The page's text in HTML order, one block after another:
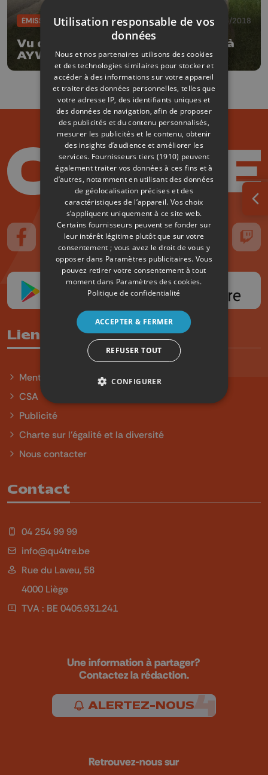
ÉMISSIONS 22/05/2018
Vu du ciel : 6 sites remarquables à
AYWAILLE
Suivez-nous sur FaceBook
Suivez-nous sur Instagram
Suivez-nous sur TikTokSuivez-nous sur YouTube
Suivez-nous
Liens utiles
Mentions légales
CSA
Publicité
Charte sur l'égalité et la diversité
Nous contacter
Contact
04 254 99 99
info@qu4tre.be
Rue du Laveu, 58
4000 Liège
TVA : BE 0405.931.241
Une information à partager?
Contactez la rédaction.
ALERTEZ-NOUS
Retrouvez-nous sur
Utilisation responsable de vos
données
Nous et nos partenaires utilisons des cookies
et des technologies similaires pour stocker et
accéder à des informations sur votre appareil
et traiter des données personnelles, telles que
votre adresse IP, des identifiants uniques et
des données de navigation, afin de proposer
des publicités et du contenu personnalisés,
mesurer les publicités et le contenu, obtenir
des insights d’audience et améliorer les
services. Fournisseurs tiers (1910) peuvent
également traiter vos données à ces fins et à
d’autres, notamment en utilisant des données
de géolocalisation précises et des
caractéristiques de l’appareil. Vos choix
s’appliquent uniquement à ce site web.
Certains fournisseurs peuvent se fonder sur
leur intérêt légitime plutôt que sur votre
consentement ; vous avez le droit de vous y
opposer dans Paramètres publicitaires. Vous
pouvez retirer votre consentement à tout
moment dans Paramètres des cookies.
Politique de confidentialité
ACCEPTER & FERMER
REFUSER TOUT
CONFIGURER